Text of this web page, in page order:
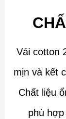
Vải cotton
mịn và kết
Chất liệu
phù